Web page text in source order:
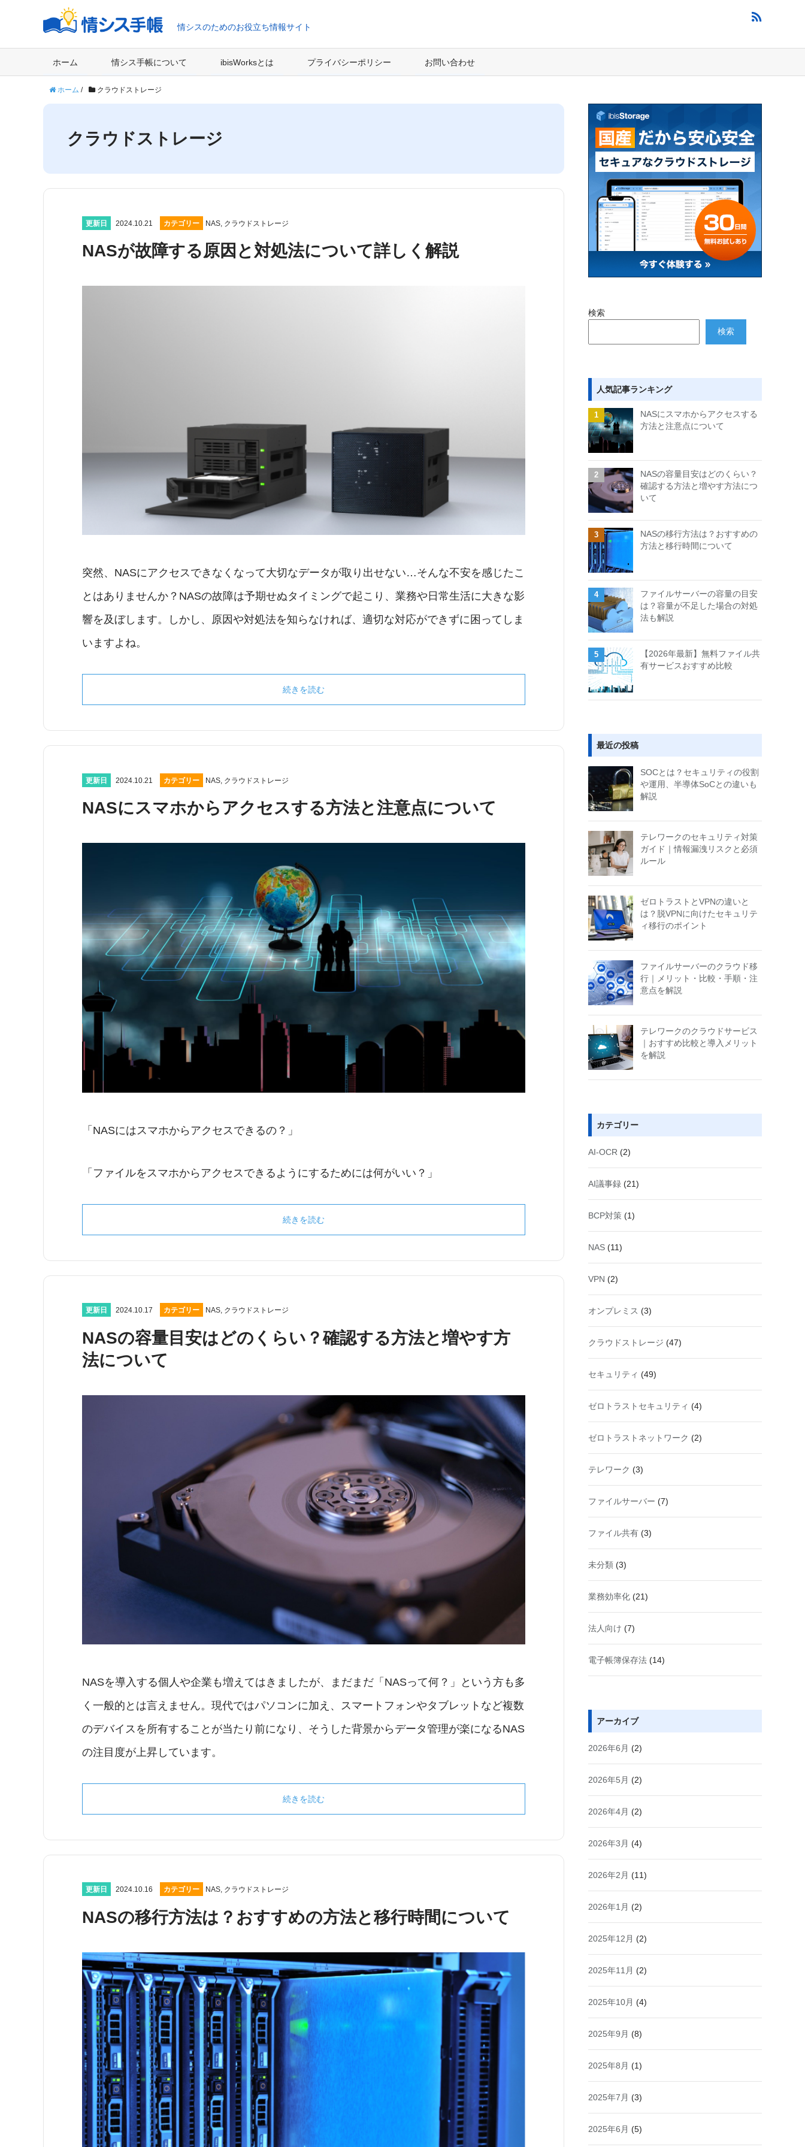
情シスのためのお役立ち情報サイト
ホーム 情シス手帳について ibisWorksとは プライバシーポリシー お問い合わせ
ホーム / クラウドストレージ
クラウドストレージ
更新日 2024.10.21 カテゴリー NAS クラウドストレージ
NASが故障する原因と対処法について詳しく解説
突然、NASにアクセスできなくなって大切なデータが取り出せない…そんな不安を感じたこ
とはありませんか？NASの故障は予期せぬタイミングで起こり、業務や日常生活に大きな影
響を及ぼします。しかし、原因や対処法を知らなければ、適切な対応ができずに困ってしま
いますよね。
続きを読む
更新日 2024.10.21 カテゴリー NAS, クラウドストレージ
NASにスマホからアクセスする方法と注意点について
「NASにはスマホからアクセスできるの？」
「ファイルをスマホからアクセスできるようにするためには何がいい？」
続きを読む
更新日 2024.10.17 カテゴリー NAS, クラウドストレージ
NASの容量目安はどのくらい？確認する方法と増やす方
法について
NASを導入する個人や企業も増えてはきましたが、まだまだ「NASって何？」という方も多
く一般的とは言えません。現代ではパソコンに加え、スマートフォンやタブレットなど複数
のデバイスを所有することが当たり前になり、そうした背景からデータ管理が楽になるNAS
の注目度が上昇しています。
続きを読む
更新日 2024.10.16 カテゴリー NAS, クラウドストレージ
NASの移行方法は？おすすめの方法と移行時間について
検索
検索
人気記事ランキング
NASにスマホからアクセスする
方法と注意点について
NASの容量目安はどのくらい？
確認する方法と増やす方法につ
いて
NASの移行方法は？おすすめの
方法と移行時間について
ファイルサーバーの容量の目安
は？容量が不足した場合の対処
法も解説
【2026年最新】無料ファイル共
有サービスおすすめ比較
最近の投稿
SOCとは？セキュリティの役割
や運用、半導体SoCとの違いも
解説
テレワークのセキュリティ対策
ガイド｜情報漏洩リスクと必須
ルール
ゼロトラストとVPNの違いと
は？脱VPNに向けたセキュリテ
ィ移行のポイント
ファイルサーバーのクラウド移
行｜メリット・比較・手順・注
意点を解説
テレワークのクラウドサービス
｜おすすめ比較と導入メリット
を解説
カテゴリー
AI-OCR (2)
AI議事録 (21)
BCP対策 (1)
NAS (11)
VPN (2)
オンプレミス (3)
クラウドストレージ (47)
セキュリティ (49)
ゼロトラストセキュリティ (4)
ゼロトラストネットワーク (2)
テレワーク (3)
ファイルサーバー (7)
ファイル共有 (3)
未分類 (3)
業務効率化 (21)
法人向け (7)
電子帳簿保存法 (14)
アーカイブ
2026年6月 (2)
2026年5月 (2)
2026年4月 (2)
2026年3月 (4)
2026年2月 (11)
2026年1月 (2)
2025年12月 (2)
2025年11月 (2)
2025年10月 (4)
2025年9月 (8)
2025年8月 (1)
2025年7月 (3)
2025年6月 (5)